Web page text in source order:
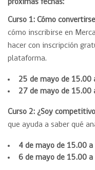
próximas fechas:
Curso 1: Cómo
cómo inscribirse en
hacer con inscripción
plataforma.
25 de mayo de 15.00
27 de mayo de 15.00
Curso 2: ¿Soy
que ayuda a saber qué
4 de mayo de 15.00
6 de mayo de 15.00